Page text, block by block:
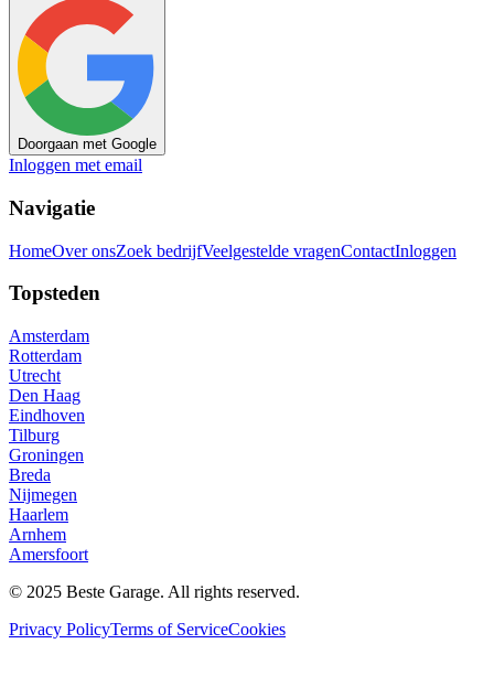
Doorgaan met Google
Inloggen met email
Navigatie
HomeOver onsZoek bedrijfVeelgestelde vragenContactInloggen
Topsteden
Amsterdam
Rotterdam
Utrecht
Den Haag
Eindhoven
Tilburg
Groningen
Breda
Nijmegen
Haarlem
Arnhem
Amersfoort
© 2025 Beste Garage. All rights reserved.
Privacy PolicyTerms of ServiceCookies